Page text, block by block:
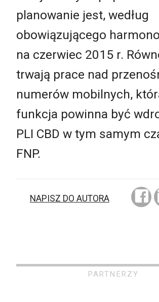
planowanie jest, według
obowiązującego
na czerwiec 2015 r.
trwają prace nad
numerów mobilnych,
funkcja powinna być
PLI CBD w tym samym
FNP.
NAPISZ DO AUTORA
PARTNERZY